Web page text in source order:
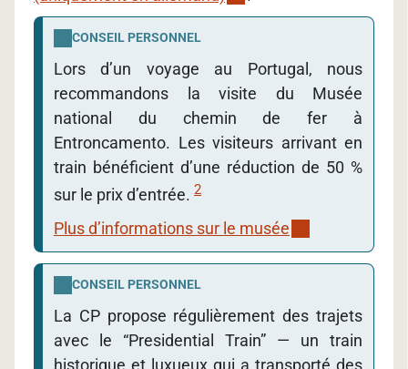
CONSEIL PERSONNEL
Lors d’un voyage au Portugal, nous
recommandons la visite du Musée
national du chemin de fer à
Entroncamento. Les visiteurs arrivant en
train bénéficient d’une réduction de 50 %
sur le prix d’entrée. 2
Plus d’informations sur le musée
CONSEIL PERSONNEL
La CP propose régulièrement des trajets
avec le “Presidential Train” — un train
historique et luxueux qui a transporté des